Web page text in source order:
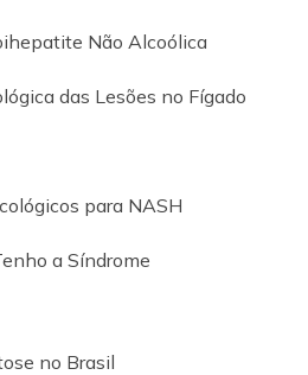
Não Alcoólica
das Lesões no Fígado
para NASH
a Síndrome
no Brasil